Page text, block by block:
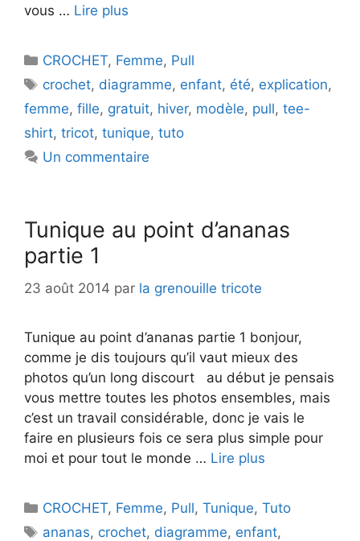
vous … Lire plus
Catégories
CROCHET, Femme, Pull
Étiquettes
crochet, diagramme, enfant, été, explication,
femme, fille, gratuit, hiver, modèle, pull, tee-
shirt, tricot, tunique, tuto
Un commentaire
Tunique au point d’ananas
partie 1
23 août 2014 par la grenouille tricote
Tunique au point d’ananas partie 1 bonjour,
comme je dis toujours qu’il vaut mieux des
photos qu’un long discourt au début je pensais
vous mettre toutes les photos ensembles, mais
c’est un travail considérable, donc je vais le
faire en plusieurs fois ce sera plus simple pour
moi et pour tout le monde … Lire plus
Catégories
CROCHET, Femme, Pull,Tunique,Tuto
Étiquettes
ananas, crochet, diagramme, enfant,